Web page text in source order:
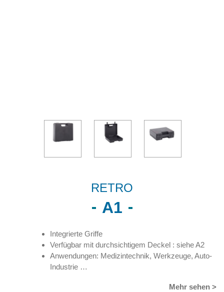
RETRO
A1
Integrierte Griffe
Verfügbar mit durchsichtigem Deckel : siehe A2
Anwendungen: Medizintechnik, Werkzeuge, Auto-
Industrie …
Mehr sehen >